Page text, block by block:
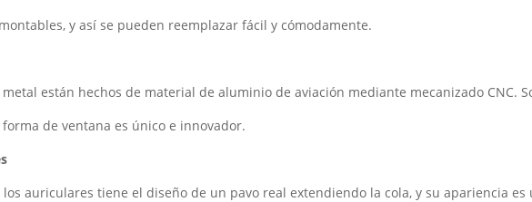
y así se pueden reemplazar fácil y cómodamente.
están hechos de material de aluminio de aviación mediante mecanizado CNC.
de ventana es único e innovador.
auriculares tiene el diseño de un pavo real extendiendo la cola, y su apariencia